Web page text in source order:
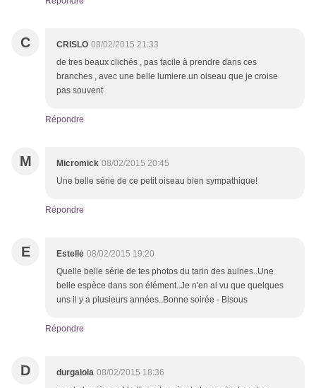
C CRISLO 08/02/2015 21:33
de tres beaux clichés , pas facile à prendre dans ces
branches , avec une belle lumiere.un oiseau que je croise
pas souvent
Répondre
M Micromick 08/02/2015 20:45
Une belle série de ce petit oiseau bien sympathique!
Répondre
E Estelle 08/02/2015 19:20
Quelle belle série de tes photos du tarin des aulnes..Une
belle espèce dans son élément..Je n'en ai vu que quelques
uns il y a plusieurs années..Bonne soirée - Bisous
Répondre
D durgalola 08/02/2015 18:36